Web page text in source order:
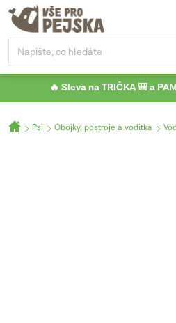
Přejít
obsah
🔥 Sleva na TRIČKA 🎒 a
Domů
Psi Obojky, postroje a vodítka